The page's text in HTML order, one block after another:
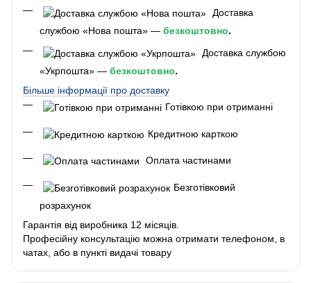
Доставка
службою «Нова пошта» — безкоштовно.
Доставка службою
«Укрпошта» — безкоштовно.
Більше інформації про доставку
Готівкою при отриманні
Кредитною карткою
Оплата частинами
Безготівковий
розрахунок
Гарантія від виробника 12 місяців.
Професійну консультацію можна отримати телефоном, в
чатах, або в пункті видачі товару